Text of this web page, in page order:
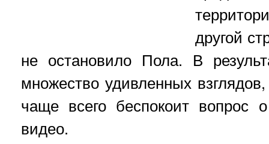
другой
не остановило Пола. В
множество удивленных
чаще всего беспокоит вопрос
видео.